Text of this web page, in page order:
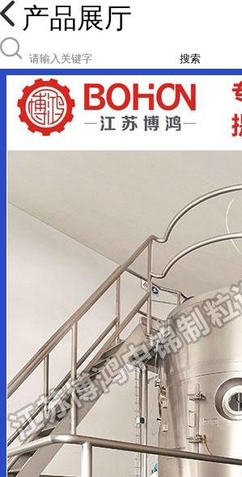
产品展厅
搜索